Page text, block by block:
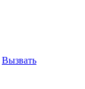
Вызвать